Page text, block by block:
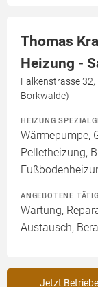
Thomas
Heizung -
Falkenstrasse
Borkwalde)
HEIZUNG
Wärmepumpe,
Pelletheizung,
ANGEBOTENE
Wartung,
Austausch,
Jetzt